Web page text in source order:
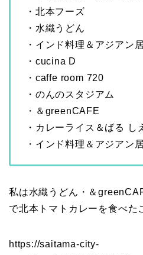
・北本フーズ
・水織うどん
・インド料理＆アジアン
・cucina D
・caffe room 720
・のんのスタジアム
・＆greenCAFE
・カレーライス＆ばる し
・インド料理＆アジアン
私は水織うどん・＆
で北本トマトカレーを食べた
https://saitama-city-